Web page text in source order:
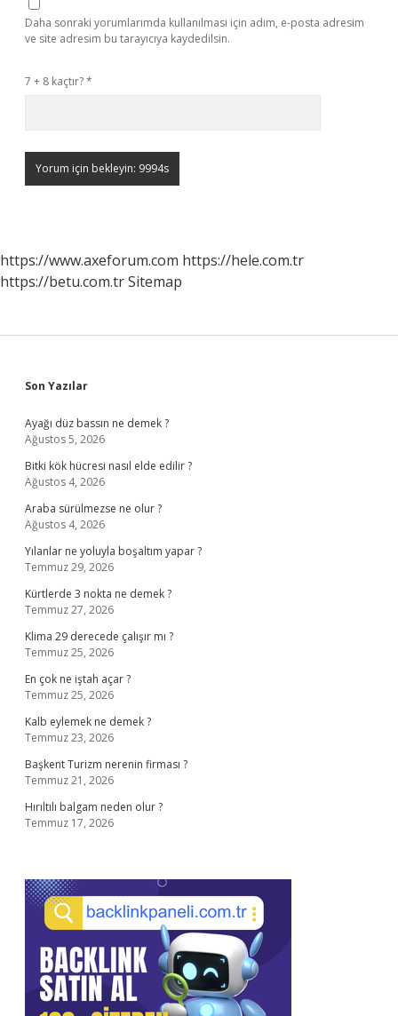
Daha sonraki yorumlarımda kullanılması için adım, e-posta adresim
ve site adresim bu tarayıcıya kaydedilsin.
7 + 8 kaçtır?*
https://www.axeforum.com https://hele.com.tr
https://betu.com.trSitemap
Sidebar
Son Yazılar
Ayağı düz bassın ne demek ?
Ağustos 5, 2026
Bitki kök hücresi nasıl elde edilir ?
Ağustos 4, 2026
Araba sürülmezse ne olur ?
Ağustos 4, 2026
Yılanlar ne yoluyla boşaltım yapar ?
Temmuz 29, 2026
Kürtlerde 3 nokta ne demek ?
Temmuz 27, 2026
Klima 29 derecede çalışır mı ?
Temmuz 25, 2026
En çok ne iştah açar ?
Temmuz 25, 2026
Kalb eylemek ne demek ?
Temmuz 23, 2026
Başkent Turizm nerenin firması ?
Temmuz 21, 2026
Hırıltılı balgam neden olur ?
Temmuz 17, 2026